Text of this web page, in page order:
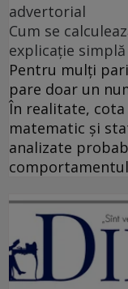
advertorial
Cum se
explicație
Pentru mulți
pare doar un
În realitate,
matematic și
analizate